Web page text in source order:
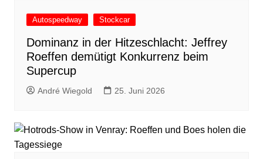
Autospeedway Stockcar
Dominanz in der Hitzeschlacht: Jeffrey
Roeffen demütigt Konkurrenz beim
Supercup
André Wiegold 25. Juni 2026